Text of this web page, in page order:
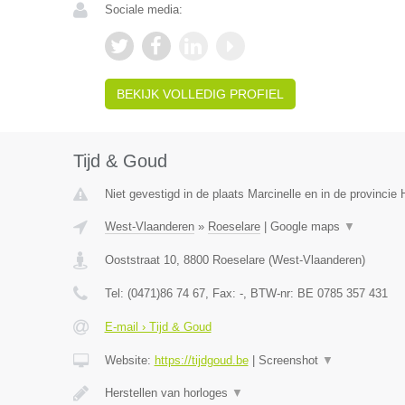
Sociale media:
BEKIJK VOLLEDIG PROFIEL
Tijd & Goud
Niet gevestigd in de plaats Marcinelle en in de provincie
West-Vlaanderen» Roeselare| Google maps ▼
Ooststraat 10, 8800 Roeselare(West-Vlaanderen)
Tel: (0471)86 74 67, Fax: -, BTW-nr: BE 0785 357 431
E-mail › Tijd & Goud
Website: https://tijdgoud.be| Screenshot ▼
Herstellen van horloges ▼